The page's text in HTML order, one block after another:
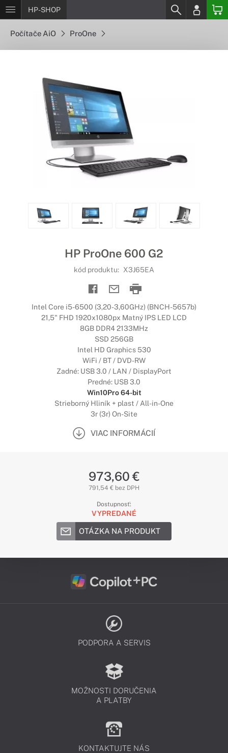
HP-SHOP
Počítače AiO ProOne
HP ProOne 600 G2
kód produktu: X3J65EA
Intel Core i5-6500 (3,20-3,60GHz) (BNCH-5657b)
21,5" FHD 1920x1080px Matný IPS LED LCD
8GB DDR4 2133MHz
SSD 256GB
Intel HD Graphics 530
WiFi / BT / DVD-RW
Zadné: USB 3.0 / LAN / DisplayPort
Predné: USB 3.0
Win10Pro 64-bit
Strieborný Hliník + plast / All-in-One
3r (3r) On-Site
VIAC INFORMÁCIÍ
973,60 €
791,54 € bez DPH
Dostupnosť:
VYPREDANÉ
OTÁZKA NA PRODUKT
PODPORA A SERVIS
MOŽNOSTI DORUČENIA
A PLATBY
KONTAKTUJTE NÁS